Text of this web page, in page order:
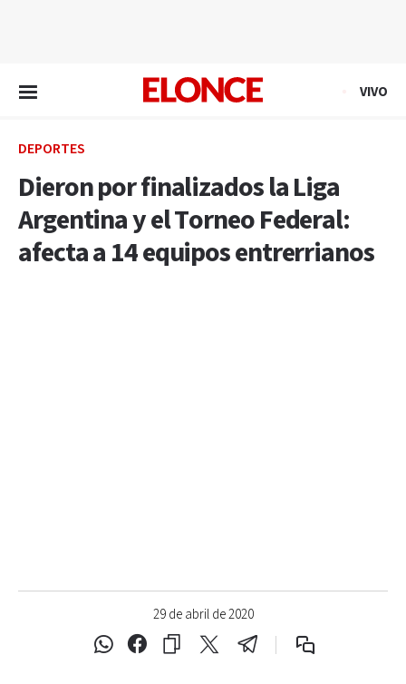
VIVO
DEPORTES
Dieron por finalizados la Liga
Argentina y el Torneo Federal:
afecta a 14 equipos entrerrianos
29 de abril de 2020